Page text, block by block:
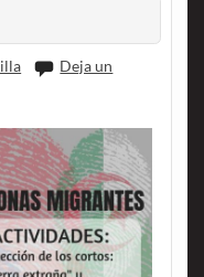
Deja un